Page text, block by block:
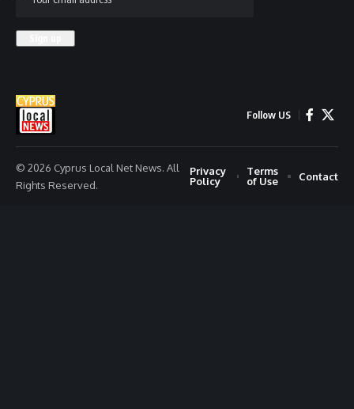
Follow US
© 2026 Cyprus Local Net News. All
Rights Reserved.
Privacy
Policy
Terms
of Use
Contact